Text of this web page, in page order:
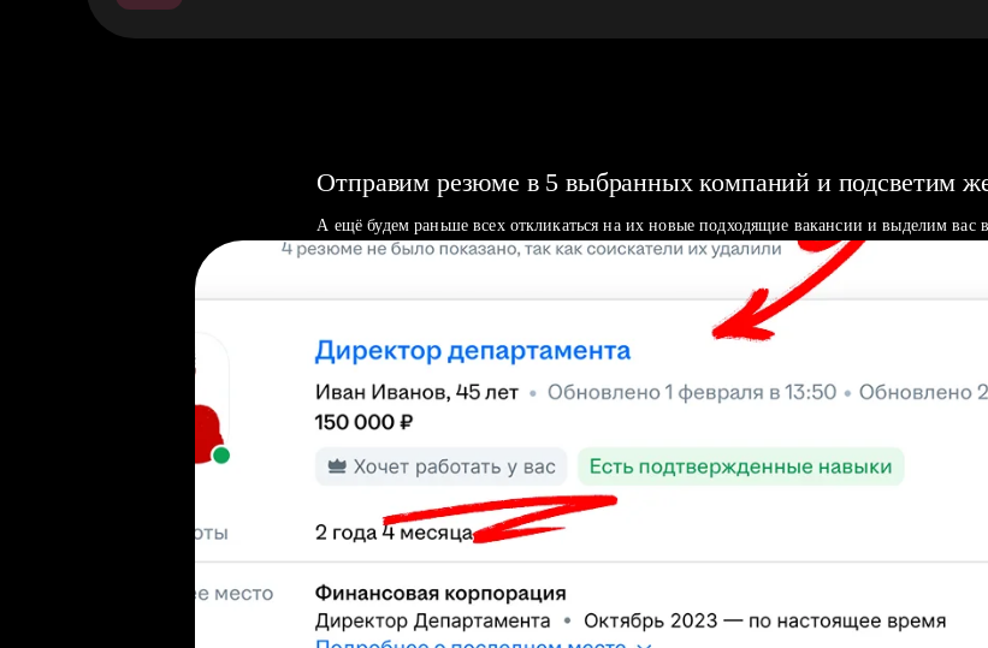
Отправим резюме в 5 выбранных компаний и подсветим
А ещё будем раньше всех откликаться на их новые подходящие вакансии и выделим вас